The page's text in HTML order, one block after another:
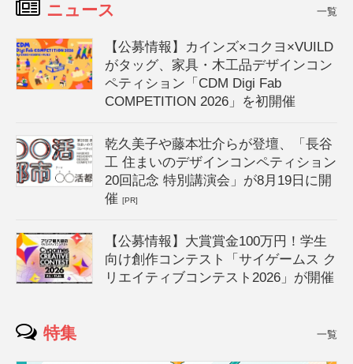
ニュース 一覧
【公募情報】カインズ×コクヨ×VUILD
がタッグ、家具・木工品デザインコン
ペティション「CDM Digi Fab
COMPETITION 2026」を初開催
乾久美子や藤本壮介らが登壇、「長谷
工 住まいのデザインコンペティション
20回記念 特別講演会」が8月19日に開
催[PR]
【公募情報】大賞賞金100万円！学生
向け創作コンテスト「サイゲームス ク
リエイティブコンテスト2026」が開催
特集 一覧